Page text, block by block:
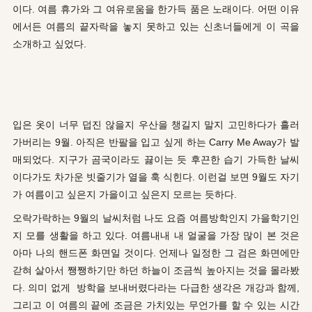
이다. 여름 휴가와 그 여유로움을 한가득 품은 노래이다. 어떤 이유
에서든 여름의 끝자락을 놓지 못하고 있는 신초너들에게 이 곡을
소개하고 싶었다.
입은 옷이 너무 덥진 않을지 우산을 챙길지 말지 고민하다가 흘러
가버리는 9월. 아직은 반팔을 입고 싶게 하는 Carry Me Away가 발
매되었다. 지구가 곰국이라도 끓이는 듯 후끈한 습기 가득한 날씨
이다가도 차가운 빗줄기가 열을 훅 식힌다. 이런걸 보면 9월도 자기
가 여름이고 싶은지 가을이고 싶은지 모르는 듯하다.
오락가락하는 9월의 날씨처럼 나도 요즘 여름방학인지 가을학기인
지 모를 생활을 하고 있다. 여름내내 내 얼굴을 가장 많이 본 것은
아마 나의 핸드폰 화면일 것이다. 언제나 일정한 그 검은 화면에만
갇혀 살아서 쨍쨍하기만 하던 하늘이 조금씩 높아지는 것을 몰라봤
다. 의미 없게 방학을 보내버렸다라는 다급한 생각은 개강과 함께,
그리고 이 여름의 끝에 조금은 가치있는 무언가를 할 수 있는 시간